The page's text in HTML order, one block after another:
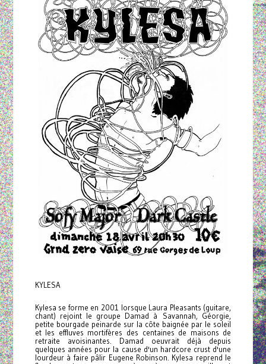
KYLESA
Kylesa se forme en 2001 lorsque Laura Pleasants (guitare,
chant) rejoint le groupe Damad à Savannah, Géorgie,
petite bourgade peinarde sur la côte baignée par le soleil
et les effluves mortifères des centaines de maisons de
retraite avoisinantes. Damad oeuvrait déjà depuis
quelques années pour la cause d'un hardcore crust d'une
lourdeur à faire pâlir Eugene Robinson. Kylesa reprend le